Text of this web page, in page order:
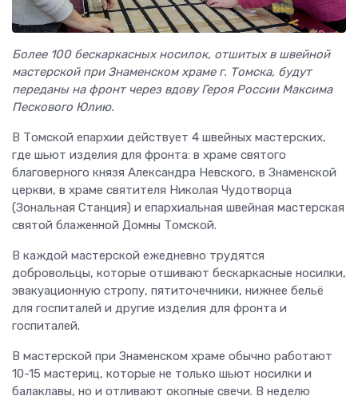
Более 100 бескаркасных носилок, отшитых в швейной
мастерской при Знаменском храме г. Томска, будут
переданы на фронт через вдову Героя России Максима
Пескового Юлию.
В Томской епархии действует 4 швейных мастерских,
где шьют изделия для фронта: в храме святого
благоверного князя Александра Невского, в Знаменской
церкви, в храме святителя Николая Чудотворца
(Зональная Станция) и епархиальная швейная мастерская
святой блаженной Домны Томской.
В каждой мастерской ежедневно трудятся
добровольцы, которые отшивают бескаркасные носилки,
эвакуационную стропу, пятиточечники, нижнее бельё
для госпиталей и другие изделия для фронта и
госпиталей.
В мастерской при Знаменском храме обычно работают
10-15 мастериц, которые не только шьют носилки и
балаклавы, но и отливают окопные свечи. В неделю